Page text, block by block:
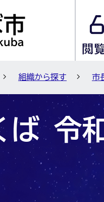
組織から探す 市
ば 令